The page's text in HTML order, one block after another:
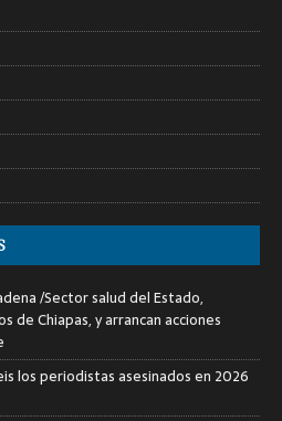
/Sector salud del Estado,
de Chiapas, y arrancan acciones
los periodistas asesinados en 2026